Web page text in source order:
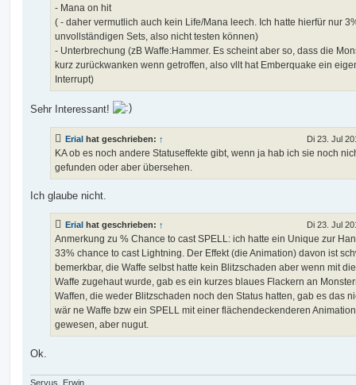
- Mana on hit
( - daher vermutlich auch kein Life/Mana leech. Ich hatte hierfür nur
unvollständigen Sets, also nicht testen können)
- Unterbrechung (zB Waffe:Hammer. Es scheint aber so, dass die
kurz zurückwanken wenn getroffen, also vllt hat Emberquake ein
Interrupt)
Sehr Interessant!
Erial hat geschrieben: ↑ Di 23. Jul
KA ob es noch andere Statuseffekte gibt, wenn ja hab ich sie noch
gefunden oder aber übersehen.
Ich glaube nicht.
Erial hat geschrieben: ↑ Di 23. Jul
Anmerkung zu % Chance to cast SPELL: ich hatte ein Unique zur
33% chance to cast Lightning. Der Effekt (die Animation) davon ist
bemerkbar, die Waffe selbst hatte kein Blitzschaden aber wenn mit
Waffe zugehaut wurde, gab es ein kurzes blaues Flackern an
Waffen, die weder Blitzschaden noch den Status hatten, gab es das
wär ne Waffe bzw ein SPELL mit einer flächendeckenderen
gewesen, aber nugut.
Ok.
Servus, Erwin